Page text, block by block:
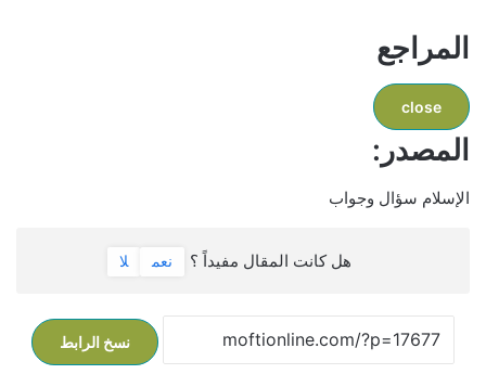
المراجع
close
المصدر:
الإسلام سؤال وجواب
هل كانت المقال مفيداً ؟ نعم لا
نسخ الرابط